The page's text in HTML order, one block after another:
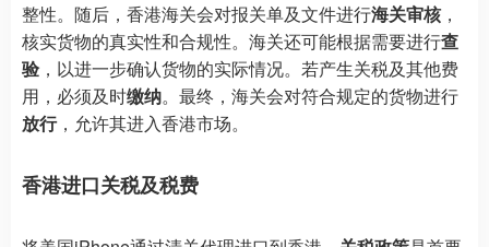
整性。随后，香港海关会对报关单及文件进行海关审核，
核实货物的真实性和合规性。海关还可能根据需要进行查
验 ，以进一步确认货物的实际情况。若产生关税及其他费
用，必须及时缴纳。最终，海关会对符合规定的货物进行
放行，允许其进入香港市场。
香港进口关税及税费